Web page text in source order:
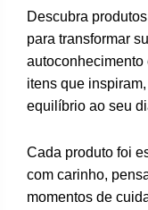
Descubra
para transformar
autoconhecimento
itens que
equilíbrio ao seu
Cada produto foi
com carinho,
momentos de